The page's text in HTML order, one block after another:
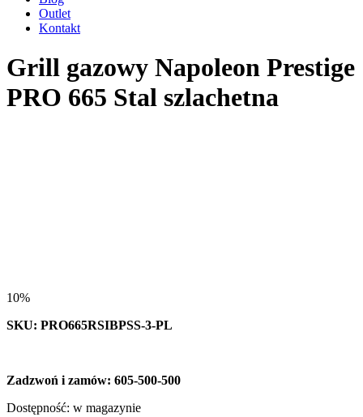
Outlet
Kontakt
Grill gazowy Napoleon Prestige
PRO 665 Stal szlachetna
10%
SKU: PRO665RSIBPSS-3-PL
Zadzwoń i zamów: 605-500-500
Dostępność: w magazynie